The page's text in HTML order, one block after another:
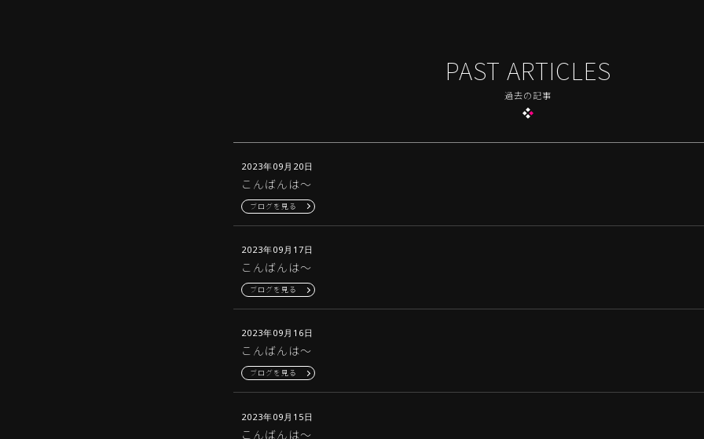
PAST ARTICLES
過去の記事
2023年09月20日
こんばんは〜
ブログを見る
2023年09月17日
こんばんは〜
ブログを見る
2023年09月16日
こんばんは〜
ブログを見る
2023年09月15日
こんばんは〜